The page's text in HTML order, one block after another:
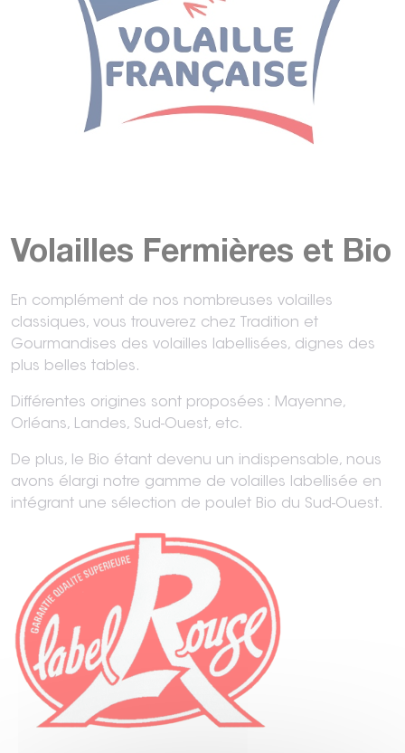
Volailles Fermières et Bio
En complément de nos nombreuses volailles
classiques, vous trouverez chez Tradition et
Gourmandises des volailles labellisées, dignes des
plus belles tables.
Différentes origines sont proposées : Mayenne,
Orléans, Landes, Sud-Ouest, etc.
De plus, le Bio étant devenu un indispensable, nous
avons élargi notre gamme de volailles labellisée en
intégrant une sélection de poulet Bio du Sud-Ouest.